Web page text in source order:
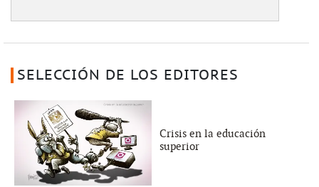
SELECCIÓN DE LOS EDITORES
Crisis en la educación
superior